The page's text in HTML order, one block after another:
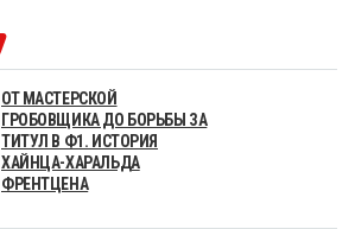
ОТ МАСТЕРСКОЙ
ГРОБОВЩИКА ДО БОРЬБЫ ЗА
ТИТУЛ В Ф1. ИСТОРИЯ
ХАЙНЦА-ХАРАЛЬДА
ФРЕНТЦЕНА